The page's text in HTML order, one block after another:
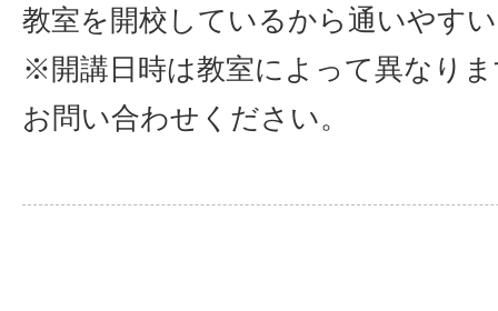
教室を開校しているから通いやす
※開講日時は教室によって異なり
お問い合わせください。